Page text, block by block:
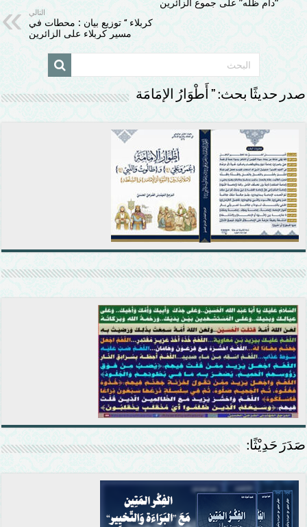
“دام ظله” على جموع الزائرين
التالي
كربلاء ‘‘ توزيع بيان : محطات في
مسير كربلاء على الزائرين
صدر حديثًا بحث: ” أَطْوَارُ الإمَامَة
صَدَرَ حَدِيْثًا: